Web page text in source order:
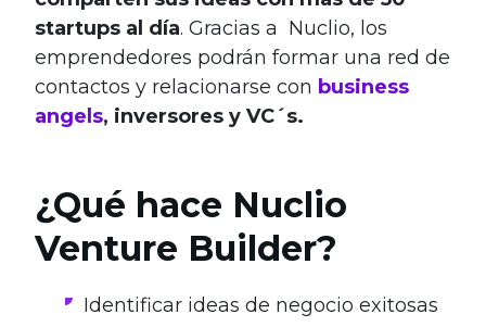
startups al día. Gracias a Nuclio, los
emprendedores podrán formar una red de
contactos y relacionarse con business
angels, inversores y VC´s.
¿Qué hace Nuclio
Venture Builder?
Identificar ideas de negocio exitosas